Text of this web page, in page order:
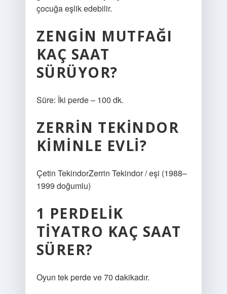
çocuğa eşlik edebilir.
ZENGIN MUTFAĞI
KAÇ SAAT
SÜRÜYOR?
Süre: İki perde – 100 dk.
ZERRIN TEKINDOR
KIMINLE EVLI?
Çetin TekindorZerrin Tekindor / eşi (1988–
1999 doğumlu)
1 PERDELIK
TIYATRO KAÇ SAAT
SÜRER?
Oyun tek perde ve 70 dakikadır.